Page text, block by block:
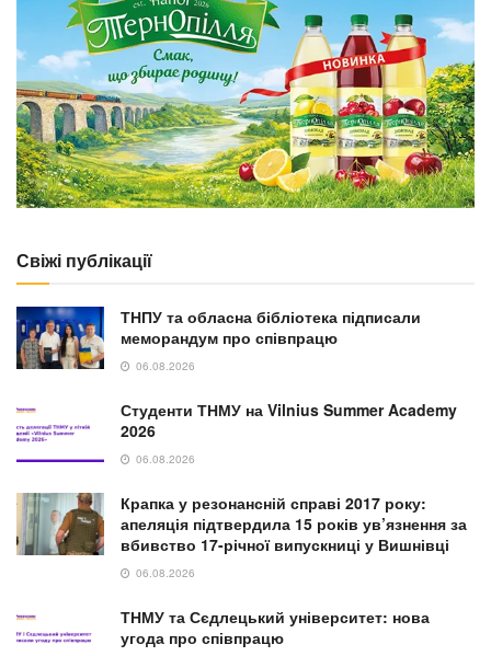
Свіжі публікації
ТНПУ та обласна бібліотека підписали
меморандум про співпрацю
06.08.2026
Студенти ТНМУ на Vilnius Summer Academy
2026
06.08.2026
Крапка у резонансній справі 2017 року:
апеляція підтвердила 15 років ув’язнення за
вбивство 17-річної випускниці у Вишнівці
06.08.2026
ТНМУ та Сєдлецький університет: нова
угода про співпрацю